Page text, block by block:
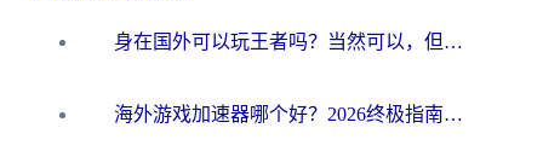
身在国外可以玩王者吗？当然可以，但你需要这份“加速”指南
海外游戏加速器哪个好？2026终极指南帮你畅玩国服+解决卡顿难题